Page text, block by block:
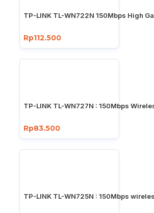
TP-LINK TL-WN722N 150Mbps High
Rp112.500
TP-LINK TL-WN727N : 150Mbps
Rp83.500
TP-LINK TL-WN725N : 150Mbps